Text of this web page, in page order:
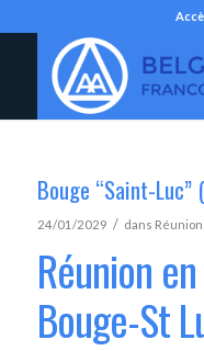
Bouge “Saint-
24/01/2029 / dans
Réunion
Bouge-St